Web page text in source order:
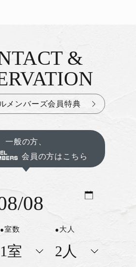
わせ&ご予約
&
メンバーズ会員特典
一般の方、
会員の方はこちら
室数 大人